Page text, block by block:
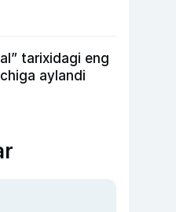
tarixidagi eng
aylandi